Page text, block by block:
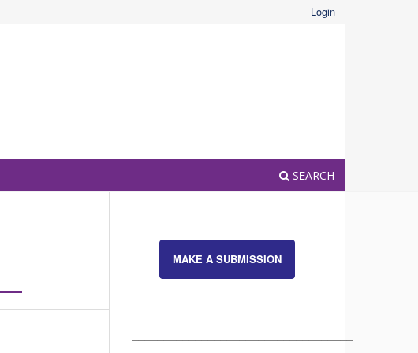
SEARCH
Login
MAKE A SUBMISSION